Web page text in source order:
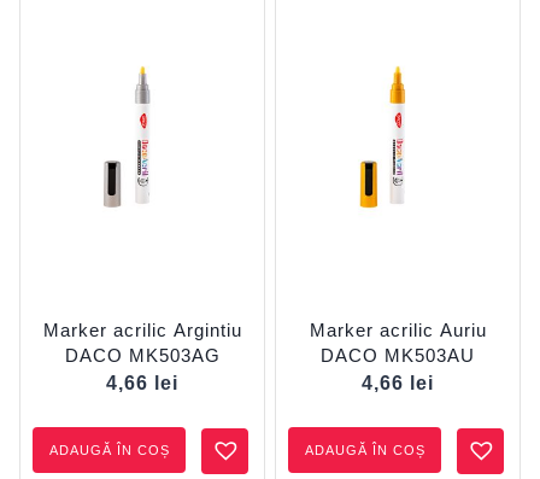
Marker acrilic Argintiu
DACO MK503AG
4,66
lei
ADAUGĂ ÎN COȘ
Marker acrilic Auriu
DACO MK503AU
4,66
lei
ADAUGĂ ÎN COȘ